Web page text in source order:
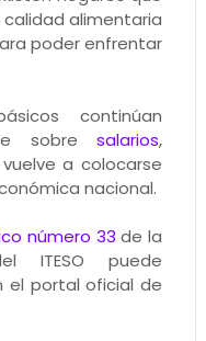
alimentaria
poder enfrentar
continúan
sobresalarios,
a colocarse
nacional.
número 33 de la
ITESO puede
el portal oficial de